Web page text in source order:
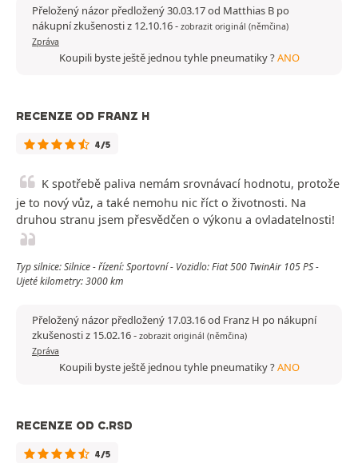
Přeložený názor předložený 30.03.17 od Matthias B po
nákupní zkušenosti z 12.10.16- zobrazit originál (němčina)
Zpráva
Koupili byste ještě jednou tyhle pneumatiky ?ANO
RECENZE OD FRANZ H
4/5
K spotřebě paliva nemám srovnávací hodnotu, protože
je to nový vůz, a také nemohu nic říct o životnosti. Na
druhou stranu jsem přesvědčen o výkonu a ovladatelnosti!
Typ silnice: Silnice - řízení: Sportovní - Vozidlo: Fiat 500 TwinAir 105 PS -
Ujeté kilometry: 3000 km
Přeložený názor předložený 17.03.16 od Franz H po nákupní
zkušenosti z 15.02.16- zobrazit originál (němčina)
Zpráva
Koupili byste ještě jednou tyhle pneumatiky ?ANO
RECENZE OD C.RSD
4/5